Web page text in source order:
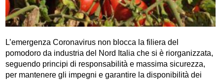
L’emergenza Coronavirus non blocca la filiera del
pomodoro da industria del Nord Italia che si è riorganizzata,
seguendo principi di responsabilità e massima sicurezza,
per mantenere gli impegni e garantire la disponibilità dei